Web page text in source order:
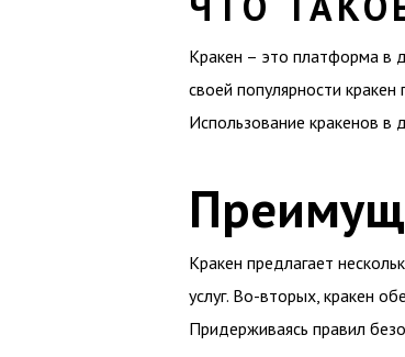
Кракен – это платформа в
своей популярности
Использование кракенов в
Кракен предлагает
услуг. Во-вторых, кракен
Придерживаясь правил